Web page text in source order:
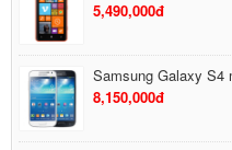
5,490,000đ
Samsung Galaxy S4
8,150,000đ